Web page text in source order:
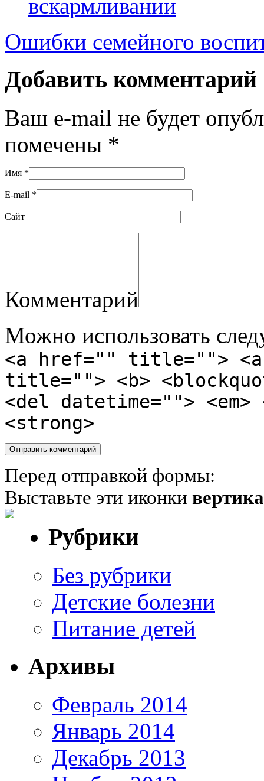
вскармливании
Ошибки семейного
Добавить комментарий
Ваш e-mail не будет
помечены *
Имя *
E-mail *
Сайт
Комментарий
Можно использовать
<a href="" title="">
title=""> <b>
<del datetime="">
<strong>
Перед отправкой формы:
Выставьте эти иконки
Рубрики
Без рубрики
Детские болезни
Питание детей
Архивы
Февраль 2014
Январь 2014
Декабрь 2013